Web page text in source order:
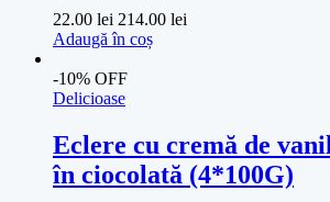
22.00 lei 214.00 lei
Adaugă în coș
-10% OFF
Delicioase
Eclere cu cremă de
în ciocolată (4*100G)